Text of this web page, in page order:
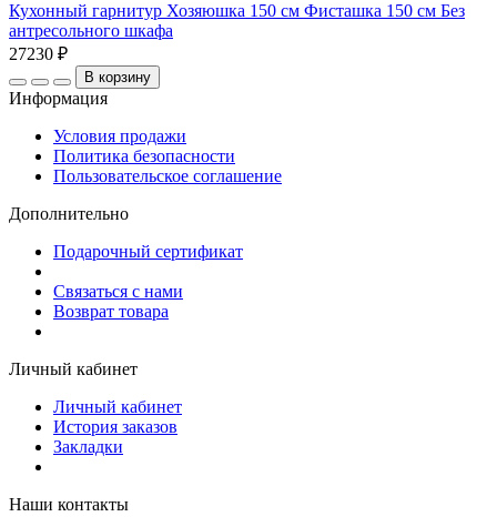
Кухонный гарнитур Хозяюшка 150 см Фисташка 150 см Без
антресольного шкафа
27230 ₽
В корзину
Информация
Условия продажи
Политика безопасности
Пользовательское соглашение
Дополнительно
Подарочный сертификат
Связаться с нами
Возврат товара
Личный кабинет
Личный кабинет
История заказов
Закладки
Наши контакты